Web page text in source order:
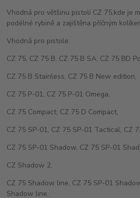
Vhodná pro většinu pistolí CZ 75,kde je
podélné rybině a zajištěna příčným
Vhodná pro pistole:
CZ 75, CZ 75 B, CZ 75 B SA, CZ 75 BD
CZ 75 B Stainless, CZ 75 B New edition,
CZ 75 P-01, CZ 75 P-01 Omega,
CZ 75 Compact, CZ 75 D Compact,
CZ 75 SP-01, CZ 75 SP-01 Tactical, CZ
CZ 75 SP-01 Shadow, CZ 75 SP-01
CZ Shadow 2,
CZ 75 Shadow line, CZ 75 SP-01
Shadow line,